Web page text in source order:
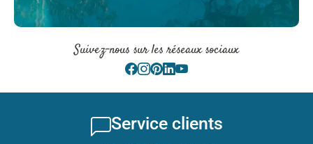
Suivez-nous sur les réseaux sociaux
Service clients